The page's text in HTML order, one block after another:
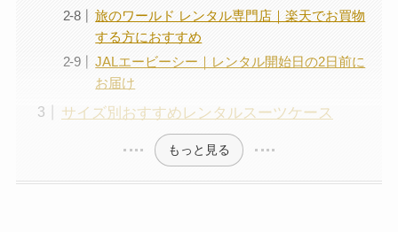
旅のワールド レンタル専門店｜楽天でお買物
する方におすすめ
JALエービーシー｜レンタル開始日の2日前に
お届け
サイズ別おすすめレンタルスーツケース
もっと見る